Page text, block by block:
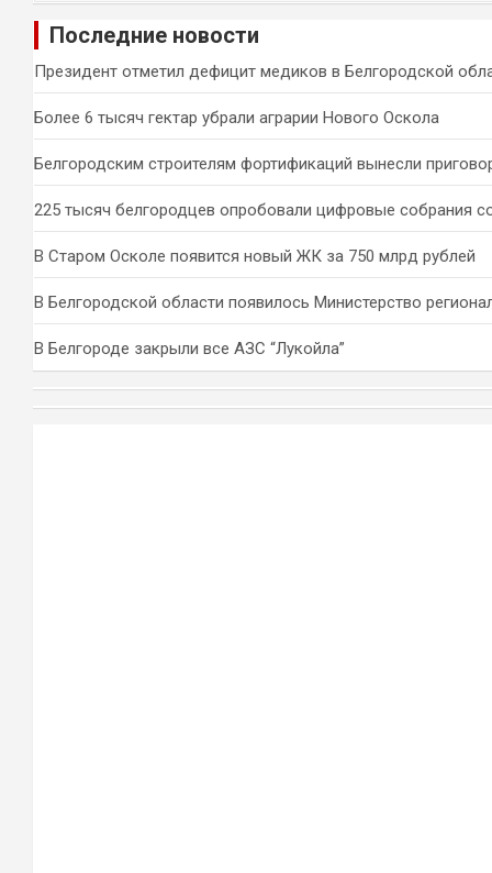
и
Последние новости
Президент отметил дефицит медиков в Белгородской
Более 6 тысяч гектар убрали аграрии Нового Оскола
Белгородским строителям фортификаций вынесли
225 тысяч белгородцев опробовали цифровые собрания
В Старом Осколе появится новый ЖК за 750 млрд рублей
В Белгородской области появилось Министерство
В Белгороде закрыли все АЗС “Лукойла”